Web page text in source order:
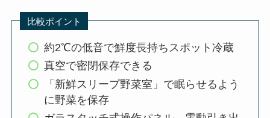
比較ポイント
約2℃の低音で鮮度長持ちスポット冷蔵
真空で密閉保存できる
「新鮮スリープ野菜室」で眠らせるよう
に野菜を保存